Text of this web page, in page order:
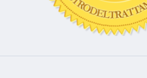
CONFEUROPA ACADEMY - Centro studi